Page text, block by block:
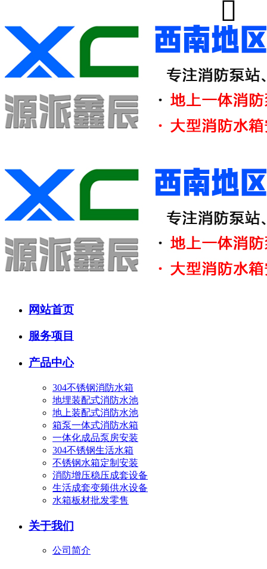
网站首页
服务项目
产品中心
304不锈钢消防水箱
地埋装配式消防水池
地上装配式消防水池
箱泵一体式消防水箱
一体化成品泵房安装
304不锈钢生活水箱
不锈钢水箱定制安装
消防增压稳压成套设备
生活成套变频供水设备
水箱板材批发零售
关于我们
公司简介